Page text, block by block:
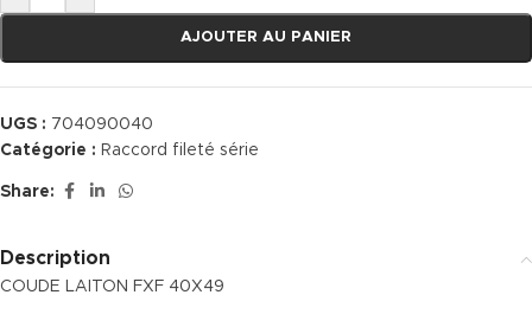
AJOUTER AU PANIER
UGS : 704090040
Catégorie : Raccord fileté série
Share:
Description
COUDE LAITON FXF 40X49